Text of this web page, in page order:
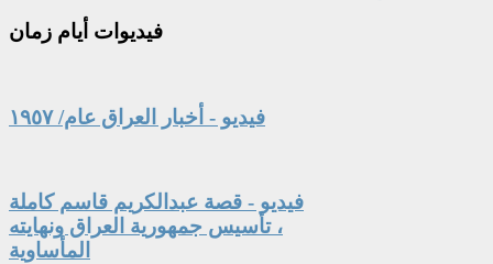
فيديوات أيام زمان
فيديو - أخبار العراق عام/ ١٩٥٧
فيديو - قصة عبدالكريم قاسم كاملة
، تأسيس جمهورية العراق ونهايته
المأساوية